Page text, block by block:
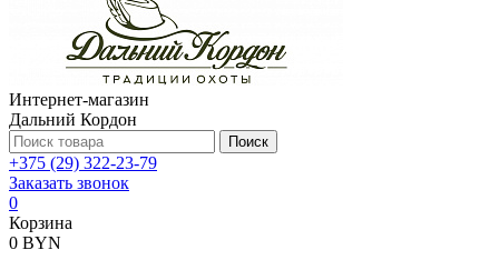
Интернет-магазин
Дальний Кордон
Поиск
+375 (29) 322-23-79
Заказать звонок
0
Корзина
0 BYN